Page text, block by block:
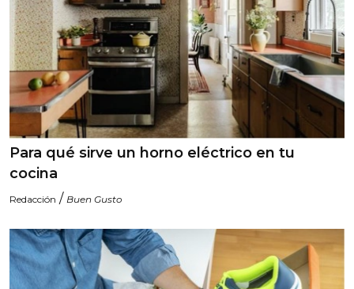
Para qué sirve un horno eléctrico en tu
cocina
Redacción / Buen Gusto